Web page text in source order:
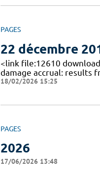
PAGES
22 décembre
<link file:12610
damage accrual: results
18/02/2026 15:25
PAGES
2026
17/06/2026 13:48